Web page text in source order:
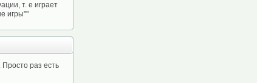
т. е играет
игры""
раз есть